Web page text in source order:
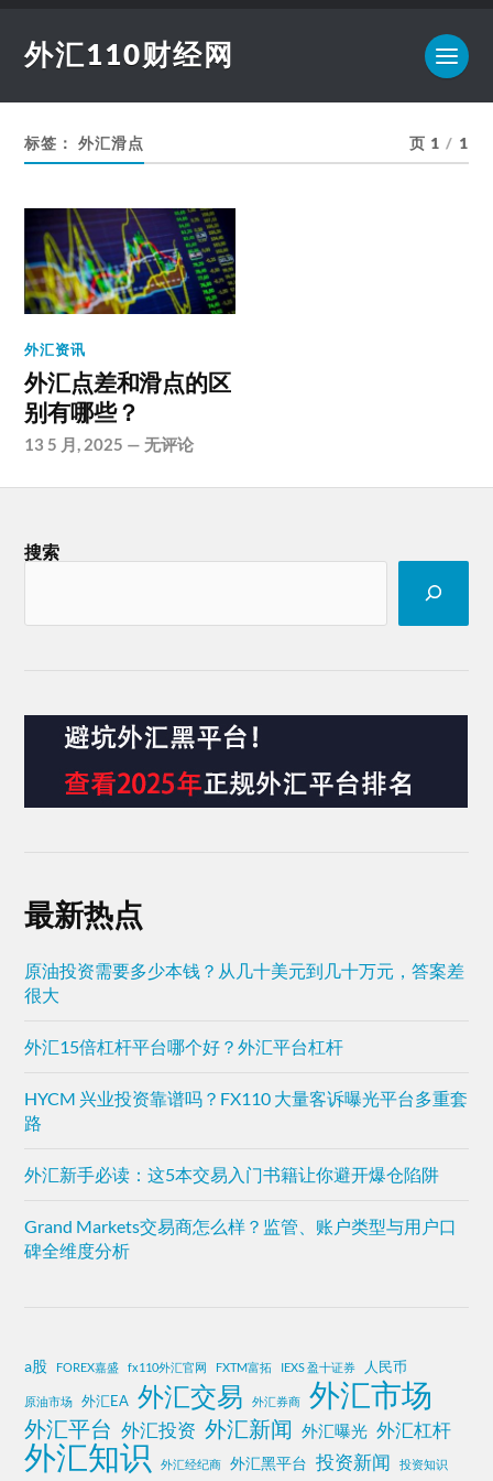
外汇110财经网
标签：外汇滑点 页 1 / 1
外汇资讯
外汇点差和滑点的区
别有哪些？
13 5 月, 2025 —无评论
搜索
最新热点
原油投资需要多少本钱？从几十美元到几十万元，答案差
很大
外汇15倍杠杆平台哪个好？外汇平台杠杆
HYCM 兴业投资靠谱吗？FX110 大量客诉曝光平台多重套
路
外汇新手必读：这5本交易入门书籍让你避开爆仓陷阱
Grand Markets交易商怎么样？监管、账户类型与用户口
碑全维度分析
a股 FOREX嘉盛 fx110外汇官网 FXTM富拓 IEXS 盈十证券 人民币
原油市场 外汇EA 外汇交易 外汇券商 外汇市场
外汇平台 外汇投资 外汇新闻 外汇曝光 外汇杠杆
外汇知识 外汇经纪商 外汇黑平台 投资新闻 投资知识